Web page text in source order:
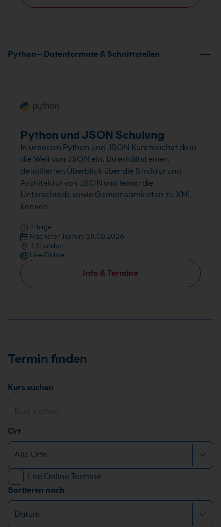
Python – Datenformate & Schnittstellen
Python und JSON Schulung
In unserem Python und JSON Kurs tauchst du in
die Welt von JSON ein. Du erhältst einen
detaillierten Überblick über die Struktur und
Architektur von JSON und lernst die
Unterschiede sowie Gemeinsamkeiten zu XML
kennen.
2 Tage
Nächster Termin: 18.08.2026
1 Standort
Live Online
Info & Termine
Termin finden
Kurs suchen
Ort
Live Online Termine
Sortieren nach